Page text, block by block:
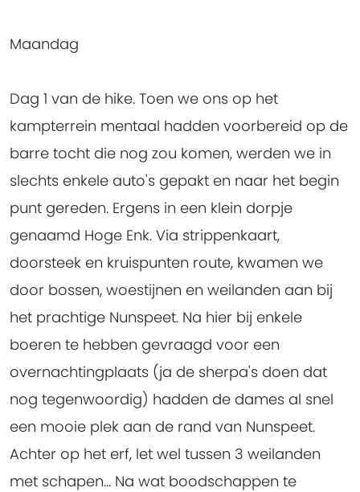
Maandag
Dag 1 van de hike. Toen we ons op het
kampterrein mentaal hadden voorbereid op de
barre tocht die nog zou komen, werden we in
slechts enkele auto's gepakt en naar het begin
punt gereden. Ergens in een klein dorpje
genaamd Hoge Enk. Via strippenkaart,
doorsteek en kruispunten route, kwamen we
door bossen, woestijnen en weilanden aan bij
het prachtige Nunspeet. Na hier bij enkele
boeren te hebben gevraagd voor een
overnachtingplaats (ja de sherpa's doen dat
nog tegenwoordig) hadden de dames al snel
een mooie plek aan de rand van Nunspeet.
Achter op het erf, let wel tussen 3 weilanden
met schapen... Na wat boodschappen te